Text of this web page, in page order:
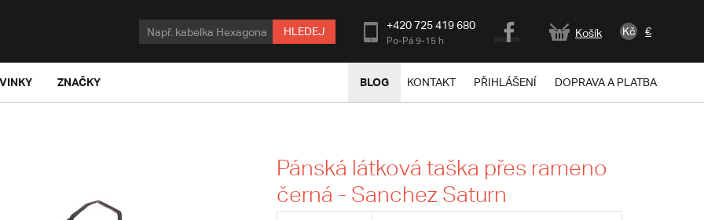
HLEDEJ +420 725 419 680
Po-Pá 9-15 h
Košík Kč €
ZNAČKY BLOG KONTAKT PŘIHLÁŠENÍ DOPRAVA A PLATBA
Pánská látková taška přes rameno
černá - Sanchez Saturn